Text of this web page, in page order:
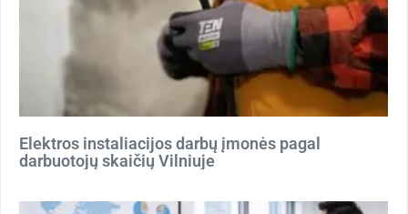
Elektros instaliacijos darbų įmonės pagal
darbuotojų skaičių Vilniuje